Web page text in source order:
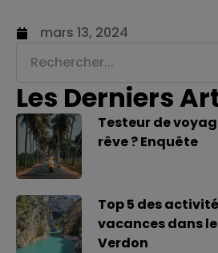
mars 13, 2024
Les Derniers
Testeur de
rêve ? Enquête
Top 5 des
vacances dans
Verdon